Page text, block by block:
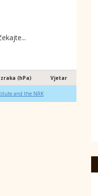
(hPa) Vjetar
and the NRK